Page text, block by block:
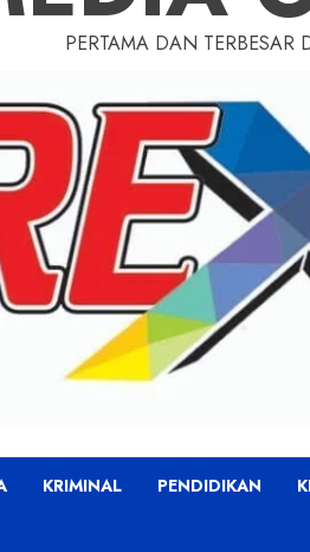
PERTAMA DAN TERBESAR
KRIMINAL PENDIDIKAN